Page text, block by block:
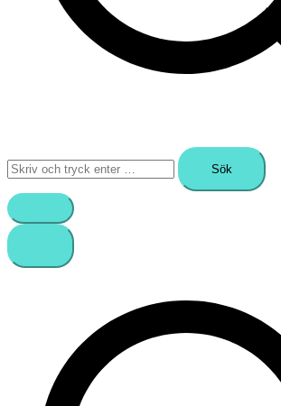
Sök
efter: